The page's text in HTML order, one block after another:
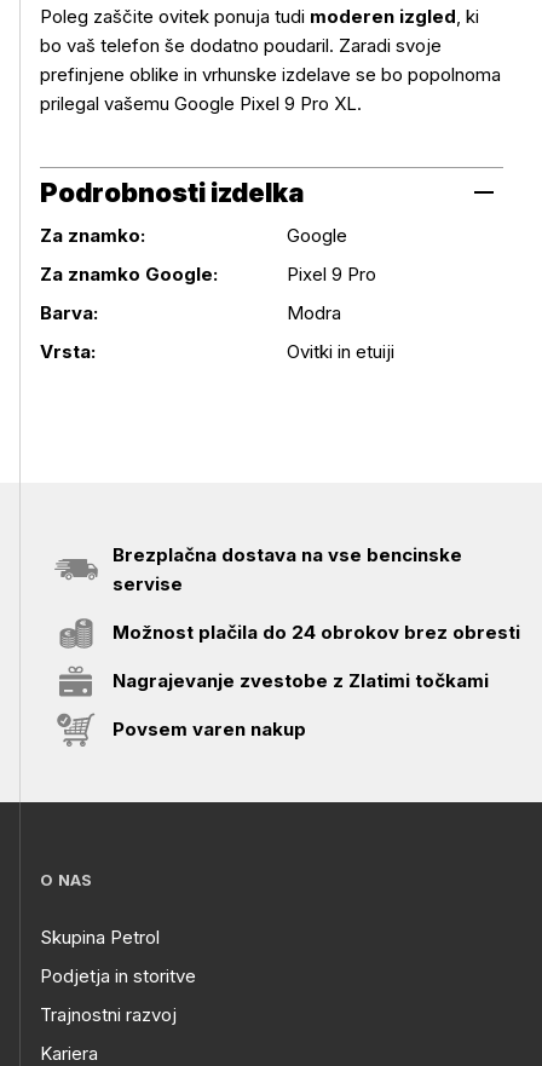
Poleg zaščite ovitek ponuja tudi moderen izgled, ki
bo vaš telefon še dodatno poudaril. Zaradi svoje
prefinjene oblike in vrhunske izdelave se bo popolnoma
prilegal vašemu Google Pixel 9 Pro XL.
Podrobnosti izdelka
Podrobnosti izdelka
Za znamko:
Google
Za znamko Google:
Pixel 9 Pro
Barva:
Modra
Vrsta:
Ovitki in etuiji
Brezplačna dostava na vse bencinske
servise
Možnost plačila do 24 obrokov brez obresti
Nagrajevanje zvestobe z Zlatimi točkami
Povsem varen nakup
O NAS
Skupina Petrol
Podjetja in storitve
Trajnostni razvoj
Kariera